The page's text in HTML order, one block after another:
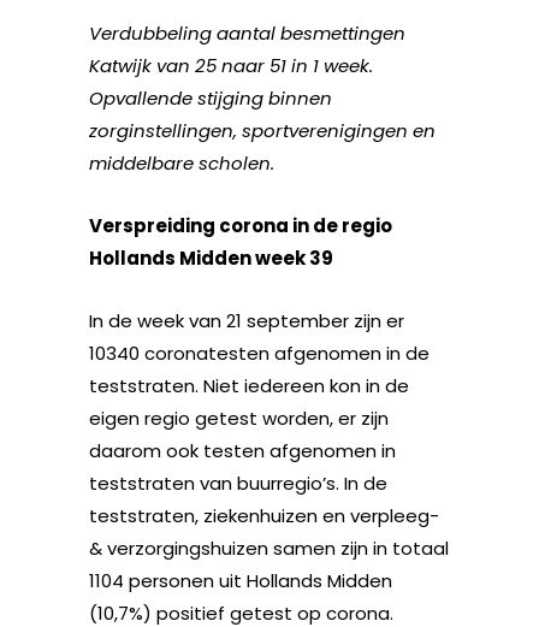
Verdubbeling aantal besmettingen
Katwijk van 25 naar 51 in 1 week.
Opvallende stijging binnen
zorginstellingen, sportverenigingen en
middelbare scholen.
Verspreiding corona in de regio
Hollands Midden week 39
In de week van 21 september zijn er
10340 coronatesten afgenomen in de
teststraten. Niet iedereen kon in de
eigen regio getest worden, er zijn
daarom ook testen afgenomen in
teststraten van buurregio’s. In de
teststraten, ziekenhuizen en verpleeg-
& verzorgingshuizen samen zijn in totaal
1104 personen uit Hollands Midden
(10,7%) positief getest op corona.